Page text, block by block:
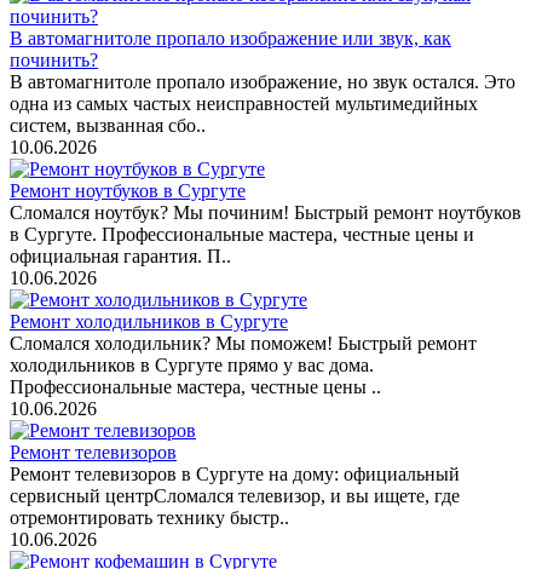
В автомагнитоле пропало изображение или звук, как
починить?
В автомагнитоле пропало изображение, но звук остался. Это
одна из самых частых неисправностей мультимедийных
систем, вызванная сбо..
10.06.2026
Ремонт ноутбуков в Сургуте
Сломался ноутбук? Мы починим! Быстрый ремонт ноутбуков
в Сургуте. Профессиональные мастера, честные цены и
официальная гарантия. П..
10.06.2026
Ремонт холодильников в Сургуте
Сломался холодильник? Мы поможем! Быстрый ремонт
холодильников в Сургуте прямо у вас дома.
Профессиональные мастера, честные цены ..
10.06.2026
Ремонт телевизоров
Ремонт телевизоров в Сургуте на дому: официальный
сервисный центрСломался телевизор, и вы ищете, где
отремонтировать технику быстр..
10.06.2026